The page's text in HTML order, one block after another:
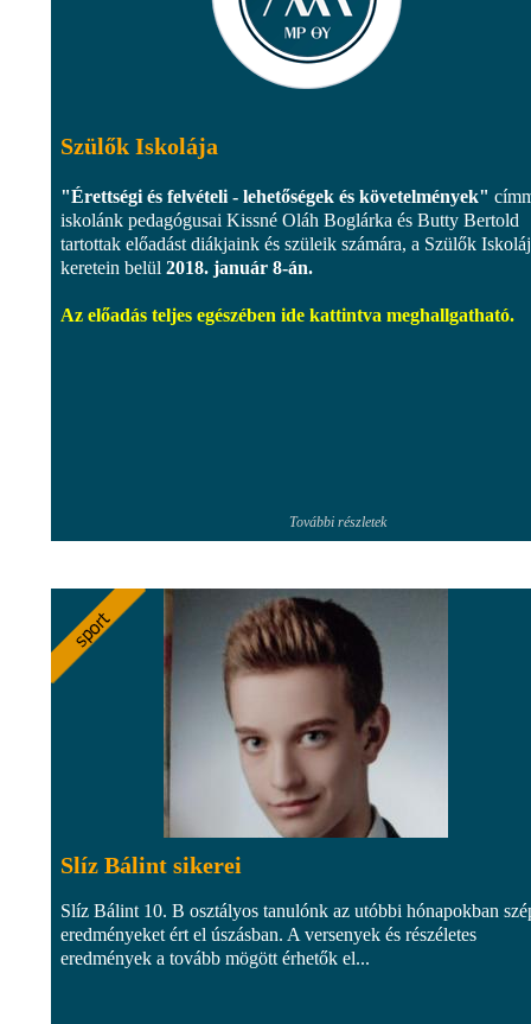
Szülők Iskolája
"Érettségi és felvételi - lehetőségek és követelmények"
iskolánk pedagógusai Kissné Oláh Boglárka és Butty Bertold
tartottak előadást diákjaink és szüleik számára, a Szülők
keretein belül 2018. január 8-án.
Az előadás teljes egészében ide kattintva meghallgatható.
További részletek
Slíz Bálint sikerei
Slíz Bálint 10. B osztályos tanulónk az utóbbi hónapokban
eredményeket ért el úszásban. A versenyek és részéletes
eredmények a tovább mögött érhetők el...